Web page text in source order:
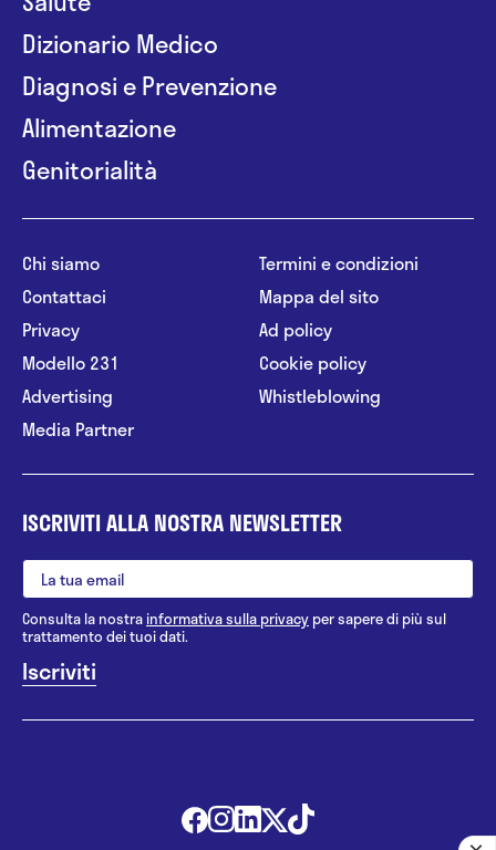
Dizionario Medico
Diagnosi e Prevenzione
Alimentazione
Genitorialità
Chi siamo
Contattaci
Privacy
Modello 231
Advertising
Media Partner
Termini e condizioni
Mappa del sito
Ad policy
Cookie policy
Whistleblowing
ISCRIVITI ALLA NOSTRA NEWSLETTER
Consulta la nostrainformativa sulla privacy per sapere di più sul
trattamento dei tuoi dati.